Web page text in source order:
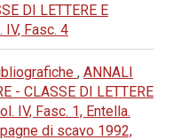
DI LETTERE E
IV, Fasc. 4
, ANNALI
- CLASSE DI LETTERE
IV, Fasc. 1, Entella.
di scavo 1992,